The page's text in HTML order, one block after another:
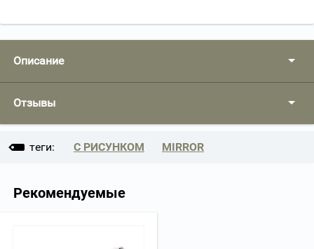
Описание
Отзывы
теги: С РИСУНКОМ MIRROR
Рекомендуемые